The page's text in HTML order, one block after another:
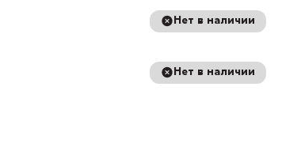
Нет в наличии
Нет в наличии